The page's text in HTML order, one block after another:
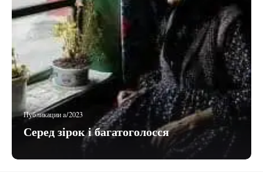
Публикации a/2023
Серед зірок і багатоголосся